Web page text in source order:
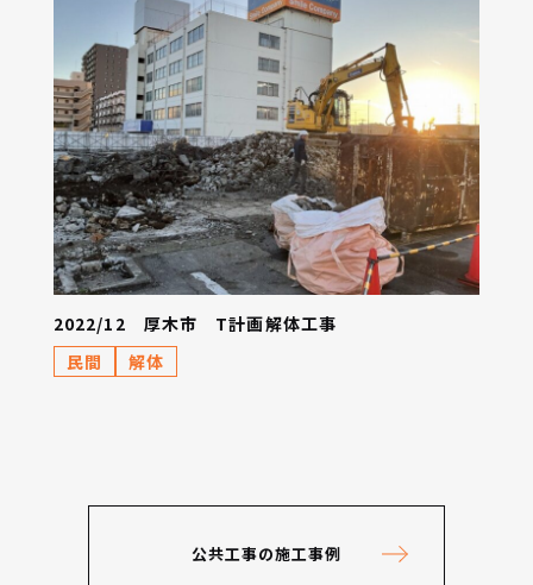
2022/12 厚木市 T計画解体工事
民間
解体
公共工事の施工事例